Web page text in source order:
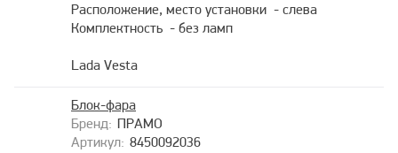
Расположение, место установки - слева
Комплектность - без ламп
Lada Vesta
ПРАМО
8450092036
Блок-фара